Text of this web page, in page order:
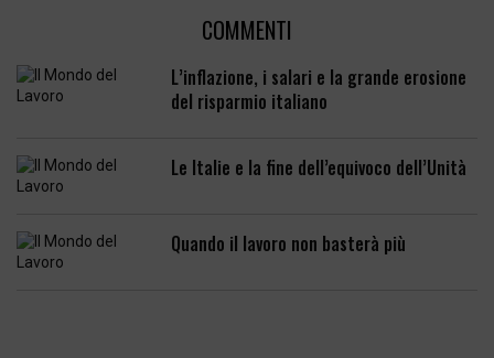
COMMENTI
L’inflazione, i salari e la grande erosione
del risparmio italiano
Le Italie e la fine dell’equivoco dell’Unità
Quando il lavoro non basterà più